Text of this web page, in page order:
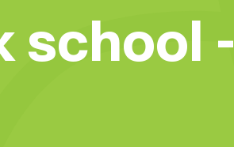
school -